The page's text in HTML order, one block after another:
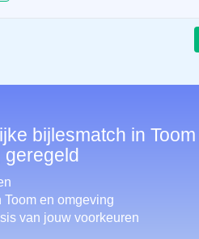
bijlesmatch in Toom
geregeld
Toom en omgeving
van jouw voorkeuren